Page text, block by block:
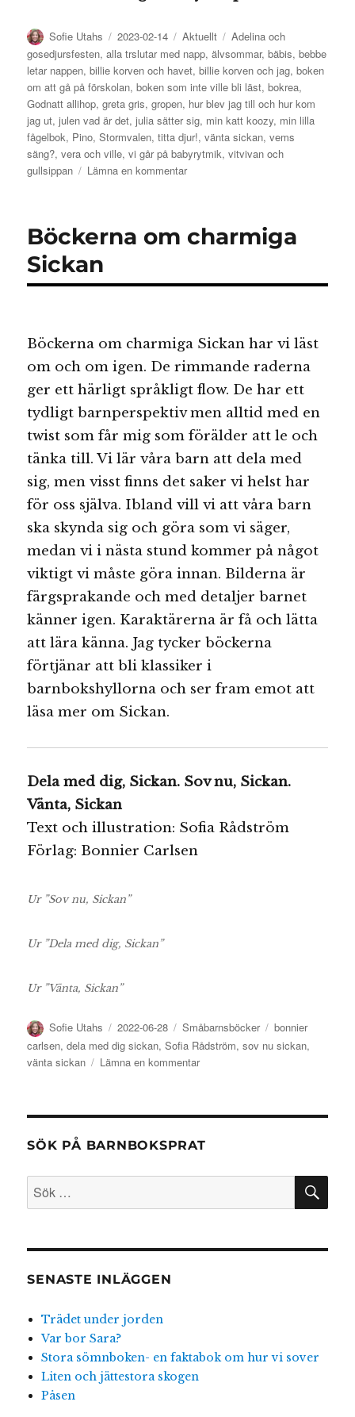
Författare
Sofie Utahs
Publicerat
den
2023-02-14 Kategorier
Aktuellt Etiketter
Adelina och
gosedjursfesten,alla trslutar med napp,älvsommar,bäbis,bebbe
letar nappen,billie korven och havet,billie korven och jag,boken
om att gå på förskolan,boken som inte ville bli läst,bokrea,
Godnatt allihop,greta gris,gropen, hur blev jag till och hur kom
jag ut,julen vad är det,julia sätter sig, min katt koozy, min lilla
fågelbok, Pino,Stormvalen,titta djur!,vänta sickan,vems
säng?,vera och ville,vi går på babyrytmik,vitvivan och
gullsippan
Lämna en kommentartill
yngsta
Böckerna om charmiga
Sickan
Böckerna om charmiga Sickan har vi läst
om och om igen. De rimmande raderna
ger ett härligt språkligt flow. De har ett
tydligt barnperspektiv men alltid med en
twist som får mig som förälder att le och
tänka till. Vi lär våra barn att dela med
sig, men visst finns det saker vi helst har
för oss själva. Ibland vill vi att våra barn
ska skynda sig och göra som vi säger,
medan vi i nästa stund kommer på något
viktigt vi måste göra innan. Bilderna är
färgsprakande och med detaljer barnet
känner igen. Karaktärerna är få och lätta
att lära känna. Jag tycker böckerna
förtjänar att bli klassiker i
barnbokshyllorna och ser fram emot att
läsa mer om Sickan.
Dela med dig, Sickan. Sov nu, Sickan.
Vänta, Sickan
Text och illustration: Sofia Rådström
Förlag: Bonnier Carlsen
Ur ”Sov nu, Sickan”
Ur ”Dela med dig, Sickan”
Ur ”Vänta, Sickan”
Författare
Sofie Utahs
Publicerat
den
2022-06-28 Kategorier
Småbarnsböcker Etiketter
bonnier
carlsen,dela med dig sickan,Sofia Rådström,sov nu sickan,
vänta sickan
Lämna en kommentartill
SÖK PÅ BARNBOKSPRAT
Sök
SENASTE INLÄGGEN
Trädet under jorden
Var bor Sara?
Stora sömnboken- en faktabok om hur vi sover
Liten och jättestora skogen
Påsen